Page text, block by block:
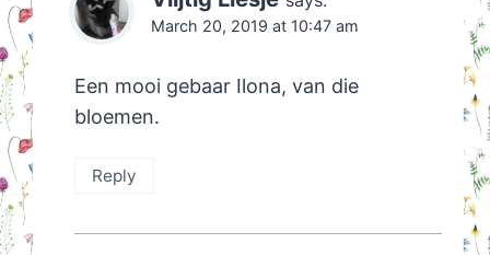
March 20, 2019 at 10:47 am
Een mooi gebaar Ilona, van die
bloemen.
Reply